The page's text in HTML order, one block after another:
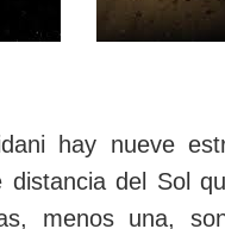
hay nueve
del Sol
menos una,